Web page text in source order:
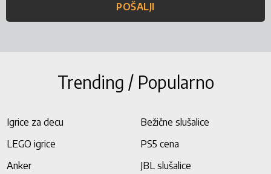
POŠALJI
Trending / Popularno
Igrice za decu
Bežične slušalice
LEGO igrice
PS5 cena
Anker
JBL slušalice